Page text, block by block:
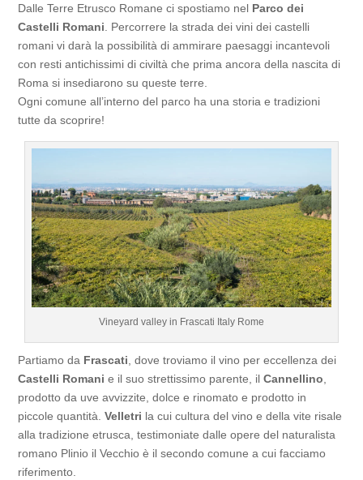
Dalle Terre Etrusco Romane ci spostiamo nel Parco dei
Castelli Romani . Percorrere la strada dei vini dei castelli
romani vi darà la possibilità di ammirare paesaggi incantevoli
con resti antichissimi di civiltà che prima ancora della nascita di
Roma si insediarono su queste terre.
Ogni comune all’interno del parco ha una storia e tradizioni
tutte da scoprire!
Vineyard valley in Frascati Italy Rome
Partiamo da Frascati, dove troviamo il vino per eccellenza dei
Castelli Romani e il suo strettissimo parente, ilCannellino,
prodotto da uve avvizzite, dolce e rinomato e prodotto in
piccole quantità.Velletri la cui cultura del vino e della vite risale
alla tradizione etrusca, testimoniate dalle opere del naturalista
romano Plinio il Vecchio è il secondo comune a cui facciamo
riferimento.